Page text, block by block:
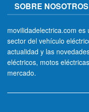
SOBRE NOSOTROS
movilidadelectrica.com
sector del vehículo
actualidad y las
eléctricos, motos
mercado.